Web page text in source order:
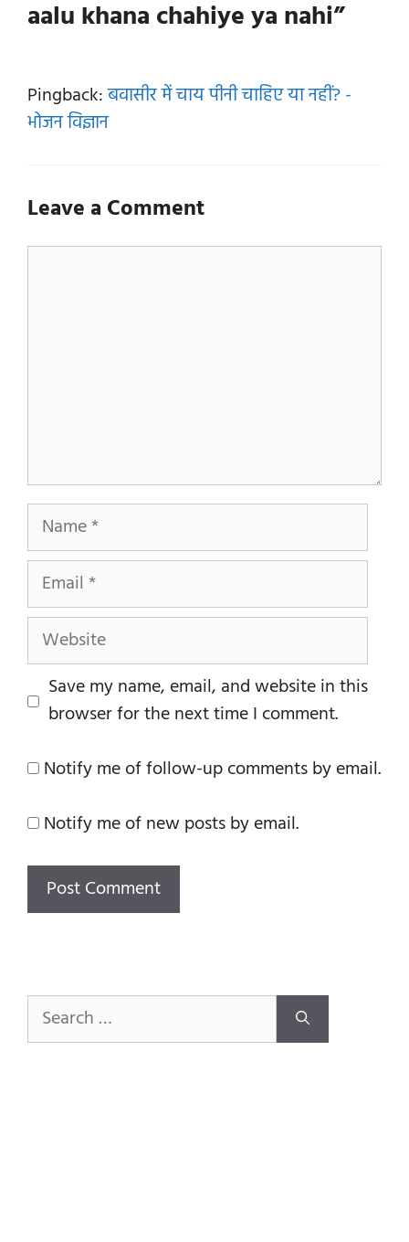
aalu khana chahiye ya nahi”
Pingback:बवासीर में चाय पीनी चाहिए या नहीं? -
भोजन विज्ञान
Leave a Comment
Name
Email
Website
Save my name, email, and website in this
browser for the next time I comment.
Notify me of follow-up comments by email.
Notify me of new posts by email.
Search
for: